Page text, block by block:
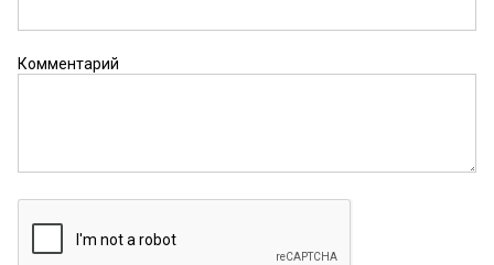
Комментарий